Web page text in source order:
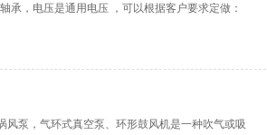
承，电压是通用电压 ，可以根据客户要求定做：
泵，气环式真空泵、环形鼓风机是一种吹气或吸